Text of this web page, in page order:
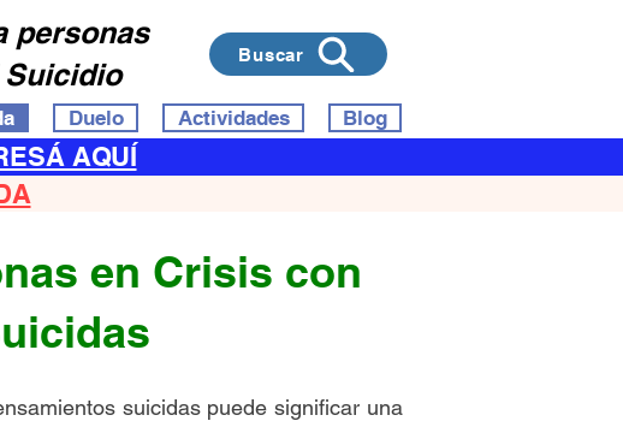
personas
Buscar
Duelo Actividades Blog
AQUÍ
en Crisis con
suicidas puede significar una